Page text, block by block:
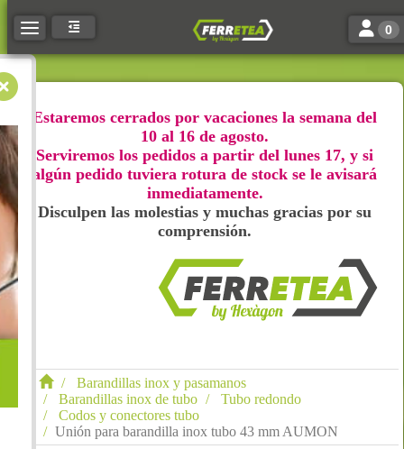
Toggle navigation Toggle
0
Estaremos cerrados por vacaciones la semana del
10 al 16 de agosto.
Serviremos los pedidos a partir del lunes 17, y si
algún pedido tuviera rotura de stock se le avisará
inmediatamente.
Disculpen las molestias y muchas gracias por su
comprensión.
Barandillas inox y pasamanos
Barandillas inox de tubo
Tubo redondo
Codos y conectores tubo
Unión para barandilla inox tubo 43 mm AUMON